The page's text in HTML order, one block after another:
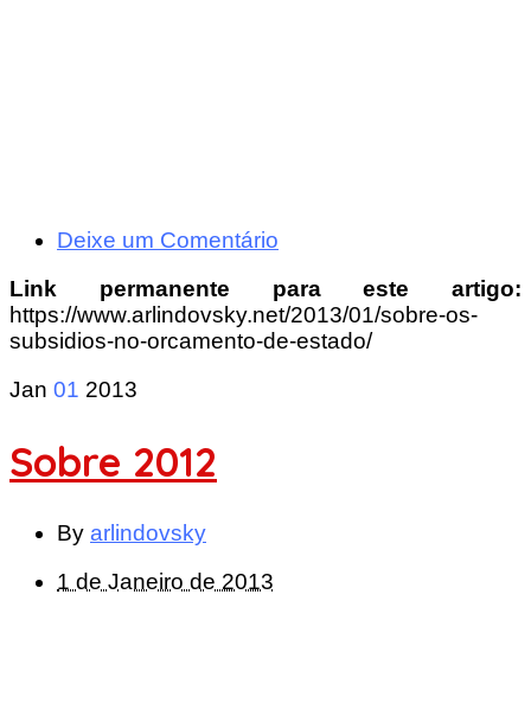
Deixe um Comentário
Link permanente para este artigo:
https://www.arlindovsky.net/2013/01/sobre-os-
subsidios-no-orcamento-de-estado/
Jan 01 2013
Sobre 2012
By arlindovsky
1 de Janeiro de 2013